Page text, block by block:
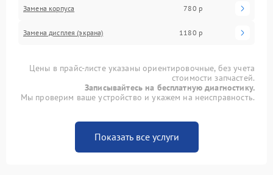
Замена корпуса 780 р
Замена дисплея (экрана) 1180 р
Цены в прайс-листе указаны ориентировочные, без учета
стоимости запчастей.
Записывайтесь на бесплатную диагностику.
Мы проверим ваше устройство и укажем на неисправность.
Показать все услуги